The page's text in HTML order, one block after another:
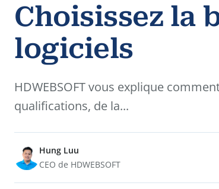
Choisissez la
logiciels
HDWEBSOFT vous explique
qualifications, de la...
Hung Luu
CEO de HDWEBSOFT